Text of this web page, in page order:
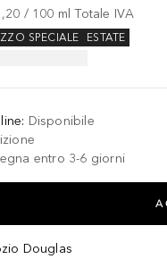
/ 100 ml Totale IVA
ESTATE
SPECIALE
: Disponibile
entro 3-6 giorni
Douglas